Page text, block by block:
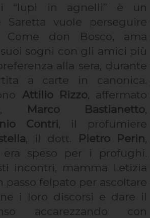
i “lupi in agnelli” è un
Saretta vuole perseguire
Come don Bosco, ama
sogni con gli amici più
alla sera, durante
a carte in canonica.
Attilio Rizzo, affermato
Marco Bastianetto,
Contri, il profumiere
, il dott. Pietro Perin,
speso per i profughi.
incontri, mamma Letizia
passo felpato per ascoltare
i loro discorsi e dare il
accarezzando con